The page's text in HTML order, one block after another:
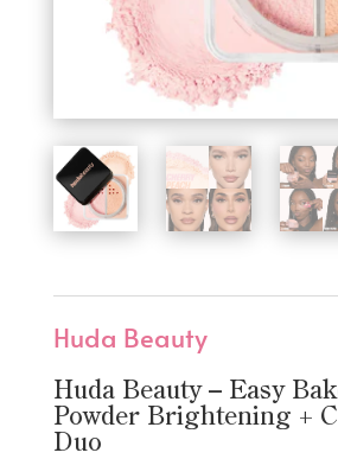
Huda Beauty
Huda Beauty – Easy
Powder Brightening +
Duo